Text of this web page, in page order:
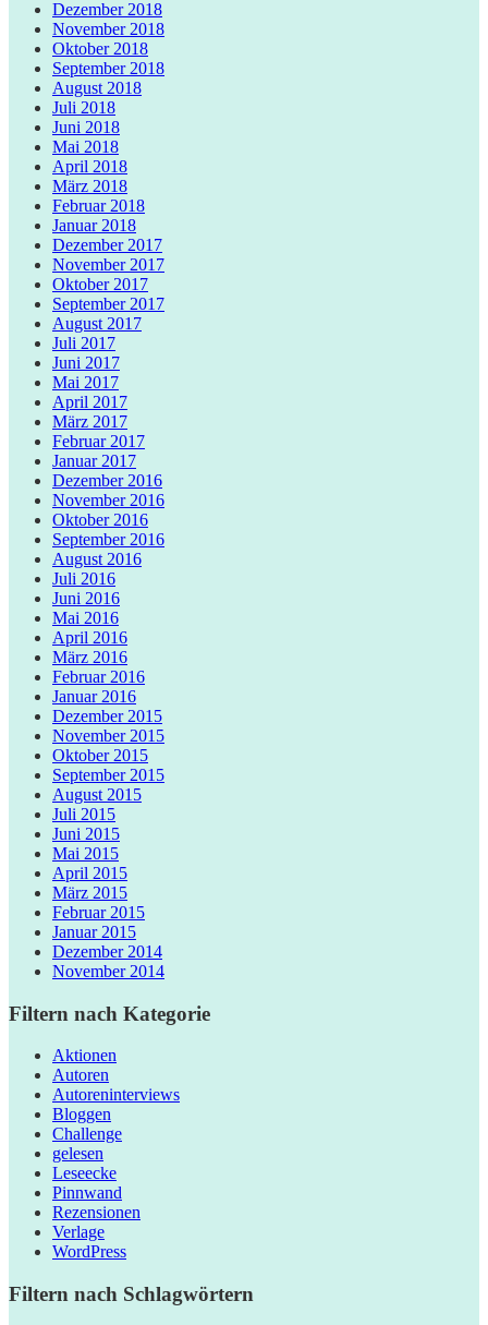
Dezember 2018
November 2018
Oktober 2018
September 2018
August 2018
Juli 2018
Juni 2018
Mai 2018
April 2018
März 2018
Februar 2018
Januar 2018
Dezember 2017
November 2017
Oktober 2017
September 2017
August 2017
Juli 2017
Juni 2017
Mai 2017
April 2017
März 2017
Februar 2017
Januar 2017
Dezember 2016
November 2016
Oktober 2016
September 2016
August 2016
Juli 2016
Juni 2016
Mai 2016
April 2016
März 2016
Februar 2016
Januar 2016
Dezember 2015
November 2015
Oktober 2015
September 2015
August 2015
Juli 2015
Juni 2015
Mai 2015
April 2015
März 2015
Februar 2015
Januar 2015
Dezember 2014
November 2014
Filtern nach Kategorie
Aktionen
Autoren
Autoreninterviews
Bloggen
Challenge
gelesen
Leseecke
Pinnwand
Rezensionen
Verlage
WordPress
Filtern nach Schlagwörtern